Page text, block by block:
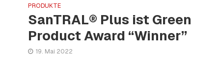
PRODUKTE
SanTRAL® Plus ist Green
Product Award “Winner”
19. Mai 2022